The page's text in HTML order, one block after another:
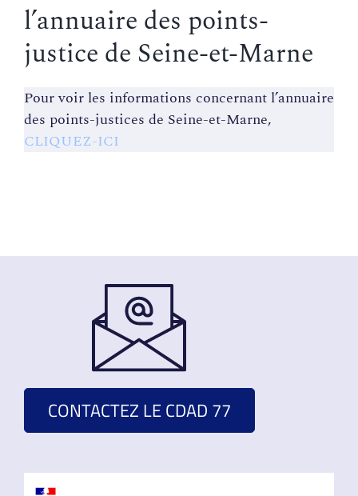
l’annuaire des points-
justice de Seine-et-Marne
Pour voir les informations concernant l’annuaire
des points-justices de Seine-et-Marne,
CLIQUEZ-ICI
CONTACTEZ LE CDAD 77